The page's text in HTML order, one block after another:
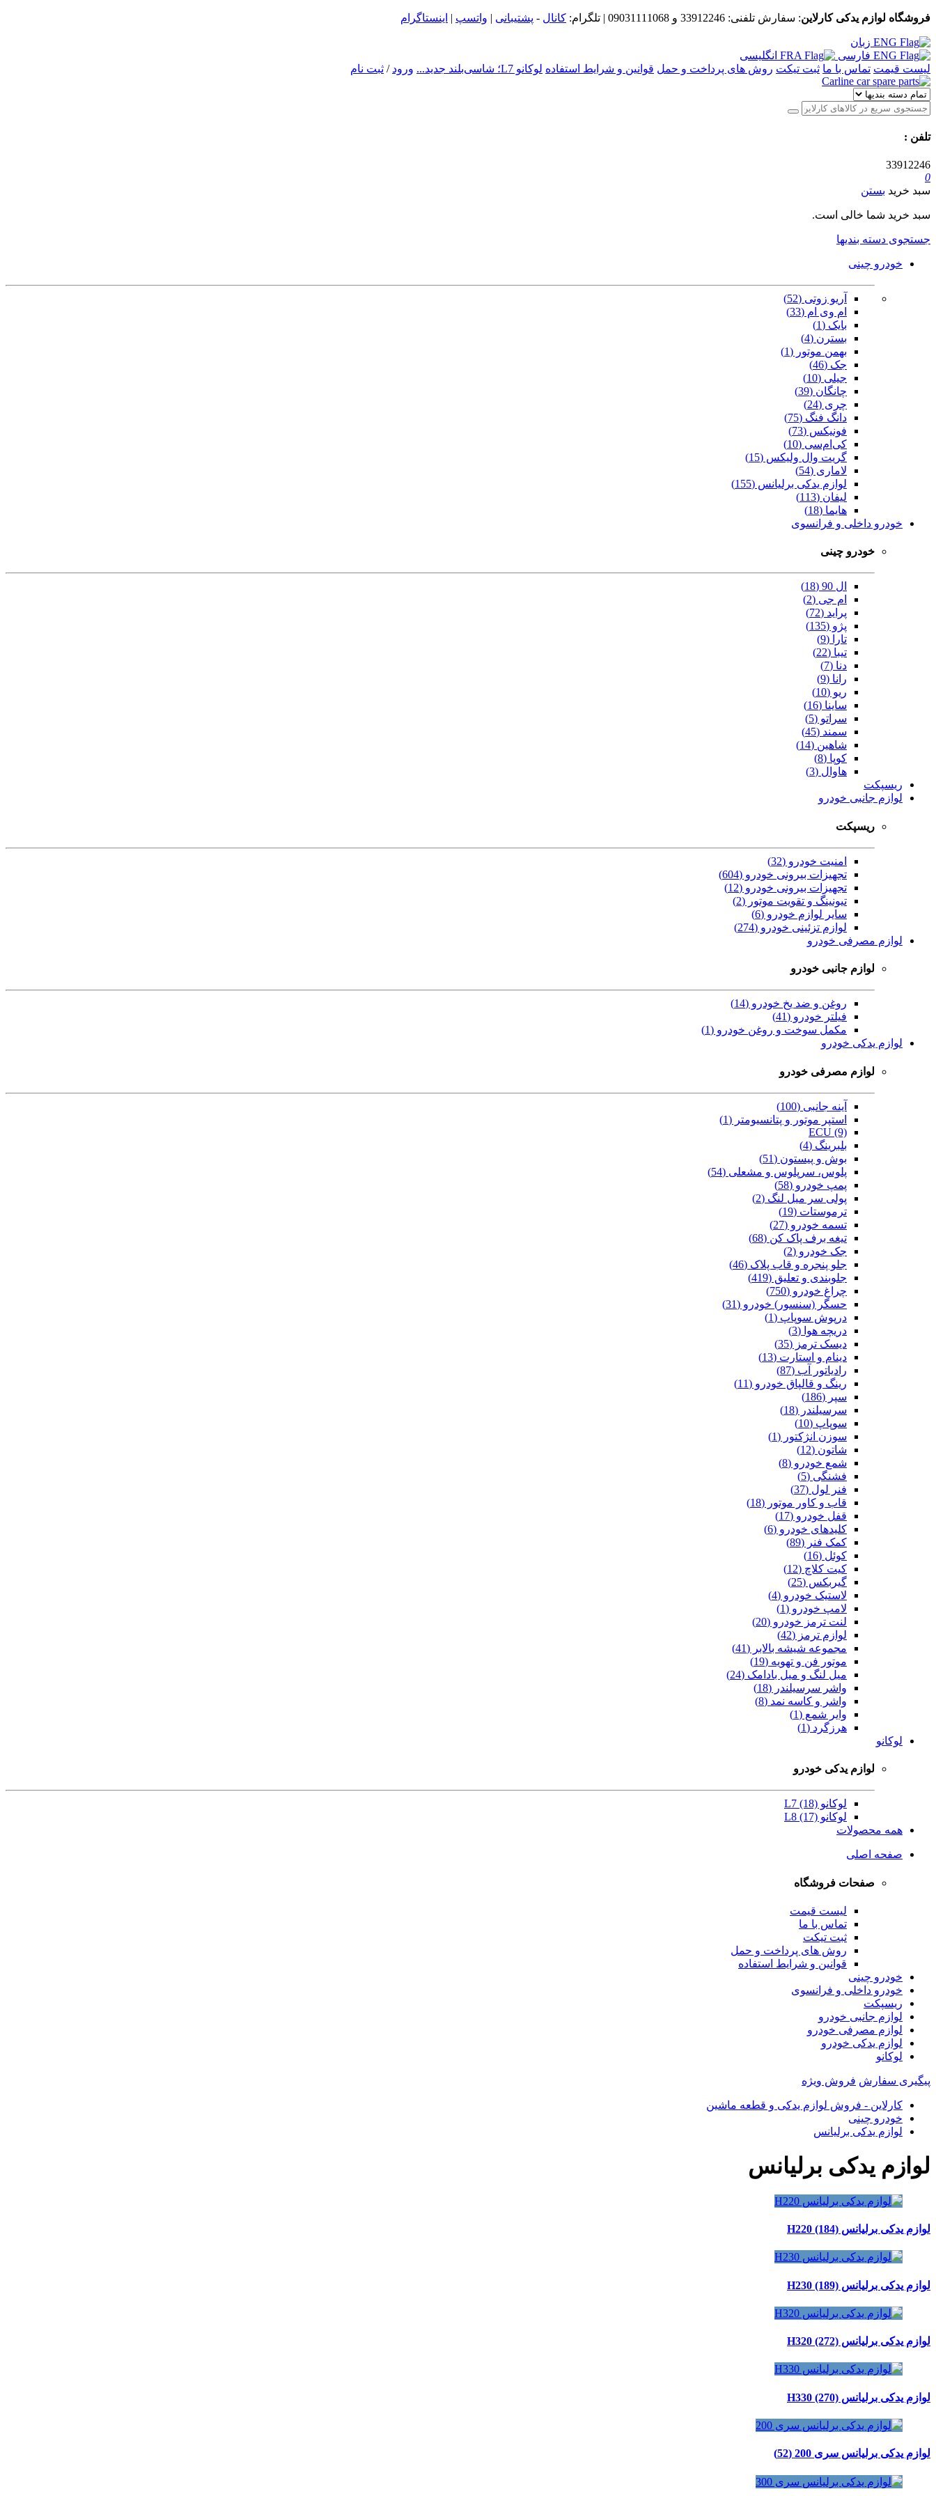
فروشگاه لوازم یدکی کارلاین: سفارش تلفنی: 33912246 و 09031111068 | تلگرام: کانال - پشتیبانی | واتسپ | اینستاگرام
زبان
فارسی
انگلیسی
لیست قیمت تماس با ما ثبت تیکت روش های پرداخت و حمل قوانین و شرایط استفاده لوکانو L7؛ شاسی‌بلند جدید... ورود / ثبت نام
تلفن :
33912246
0
سبد خرید بستن
سبد خرید شما خالی است.
جستجوی دسته بندیها
خودرو چینی
آریو زوتی (52)
ام وی ام (33)
بایک (1)
بسترن (4)
بهمن موتور (1)
جک (46)
جیلی (10)
چانگان (39)
چری (24)
دانگ فنگ (75)
فونیکس (73)
کی‌ام‌سی (10)
گریت وال ولیکس (15)
لاماری (54)
لوازم یدکی برلیانس (155)
لیفان (113)
هایما (18)
خودرو داخلی و فرانسوی
خودرو چینی
ال 90 (18)
ام جی (2)
پراید (72)
پژو (135)
تارا (9)
تیبا (22)
دنا (7)
رانا (9)
ریو (10)
ساینا (16)
سراتو (5)
سمند (45)
شاهین (14)
کوپا (8)
هاوال (3)
ریسپکت
لوازم جانبی خودرو
ریسپکت
امنیت خودرو (32)
تجهیزات بیرونی خودرو (604)
تجهیزات بیرونی خودرو (12)
تیونینگ و تقویت موتور (2)
سایر لوازم خودرو (6)
لوازم تزئینی خودرو (274)
لوازم مصرفی خودرو
لوازم جانبی خودرو
روغن و ضد یخ خودرو (14)
فیلتر خودرو (41)
مکمل سوخت و روغن خودرو (1)
لوازم یدکی خودرو
لوازم مصرفی خودرو
آینه جانبی (100)
استپر موتور و پتانسیومتر (1)
ECU (9)
بلبرینگ (4)
بوش و پیستون (51)
پلوس، سرپلوس و مشعلی (54)
پمپ خودرو (58)
پولی سر میل لنگ (2)
ترموستات (19)
تسمه خودرو (27)
تیغه برف پاک کن (68)
جک خودرو (2)
جلو پنجره و قاب پلاک (46)
جلوبندی و تعلیق (419)
چراغ خودرو (750)
حسگر (سنسور) خودرو (31)
درپوش سوپاپ (1)
دریچه هوا (3)
دیسک ترمز (35)
دینام و استارت (13)
رادیاتور آب (87)
رینگ و قالپاق خودرو (11)
سپر (186)
سرسیلندر (18)
سوپاپ (10)
سوزن انژکتور (1)
شاتون (12)
شمع خودرو (8)
فشنگی (5)
فنر لول (37)
قاب و کاور موتور (18)
قفل خودرو (17)
کلیدهای خودرو (6)
کمک فنر (89)
کوئل (16)
کیت کلاچ (12)
گیربکس (25)
لاستیک خودرو (4)
لامپ خودرو (1)
لنت ترمز خودرو (20)
لوازم ترمز (42)
مجموعه شیشه بالابر (41)
موتور فن و تهویه (19)
میل لنگ و میل بادامک (24)
واشر سرسیلندر (18)
واشر و کاسه نمد (8)
وایر شمع (1)
هرزگرد (1)
لوکانو
لوازم یدکی خودرو
لوکانو L7 (18)
لوکانو L8 (17)
همه محصولات
صفحه اصلی
صفحات فروشگاه
لیست قیمت
تماس با ما
ثبت تیکت
روش های پرداخت و حمل
قوانین و شرایط استفاده
خودرو چینی
خودرو داخلی و فرانسوی
ریسپکت
لوازم جانبی خودرو
لوازم مصرفی خودرو
لوازم یدکی خودرو
لوکانو
پیگیری سفارش فروش ویژه
کارلاین - فروش لوازم یدکی و قطعه ماشین
خودرو چینی
لوازم یدکی برلیانس
لوازم یدکی برلیانس
لوازم یدکی برلیانس H220 (184)
لوازم یدکی برلیانس H230 (189)
لوازم یدکی برلیانس H320 (272)
لوازم یدکی برلیانس H330 (270)
لوازم یدکی برلیانس سری 200 (52)